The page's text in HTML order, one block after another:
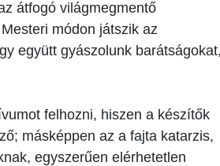
átfogó világmegmentő
módon játszik az
együtt gyászolunk
felhozni, hiszen a készítők
másképpen az a fajta katarzis,
egyszerűen elérhetetlen